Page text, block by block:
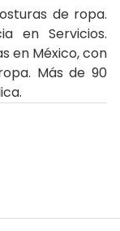
de ropa.
en Servicios.
en México, con
Más de 90